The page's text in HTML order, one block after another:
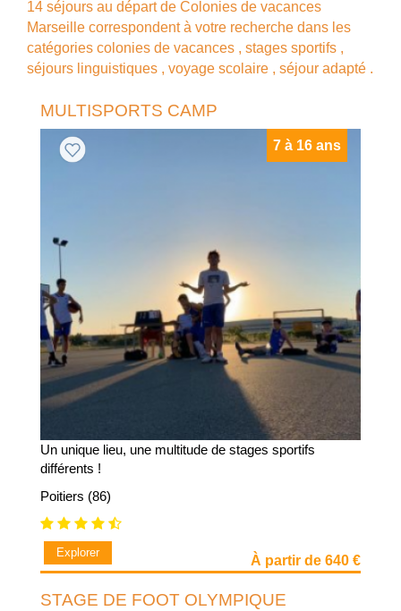
14 séjours au départ de Colonies de vacances
Marseille correspondent à votre recherche dans les
catégories colonies de vacances , stages sportifs ,
séjours linguistiques , voyage scolaire , séjour adapté .
MULTISPORTS CAMP
7 à 16 ans
Un unique lieu, une multitude de stages sportifs
différents !
Poitiers (86)
Explorer
À partir de 640 €
STAGE DE FOOT OLYMPIQUE